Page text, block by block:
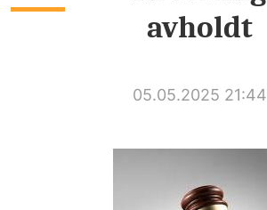
avholdt
05.05.2025 21:44